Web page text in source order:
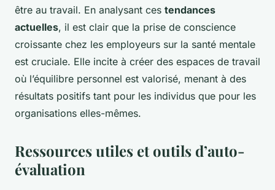
être au travail. En analysant ces tendances
actuelles, il est clair que la prise de conscience
croissante chez les employeurs sur la santé mentale
est cruciale. Elle incite à créer des espaces de travail
où l’équilibre personnel est valorisé, menant à des
résultats positifs tant pour les individus que pour les
organisations elles-mêmes.
Ressources utiles et outils d’auto-
évaluation